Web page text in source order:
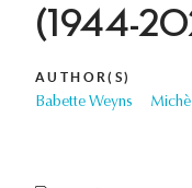
(1944-
AUTHOR(S)
Babette Weyns